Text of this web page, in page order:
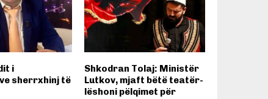
i
sherrxhinj të
Shkodran Tolaj: Ministër
Lutkov, mjaft bëtë teatër-
lëshoni pëlqimet për